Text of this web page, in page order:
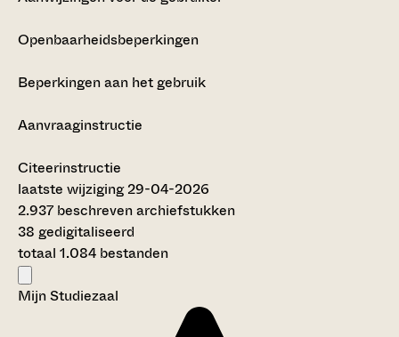
Openbaarheidsbeperkingen
Beperkingen aan het gebruik
Aanvraaginstructie
Citeerinstructie
laatste wijziging 29-04-2026
2.937 beschreven archiefstukken
38 gedigitaliseerd
totaal 1.084 bestanden
Mijn Studiezaal